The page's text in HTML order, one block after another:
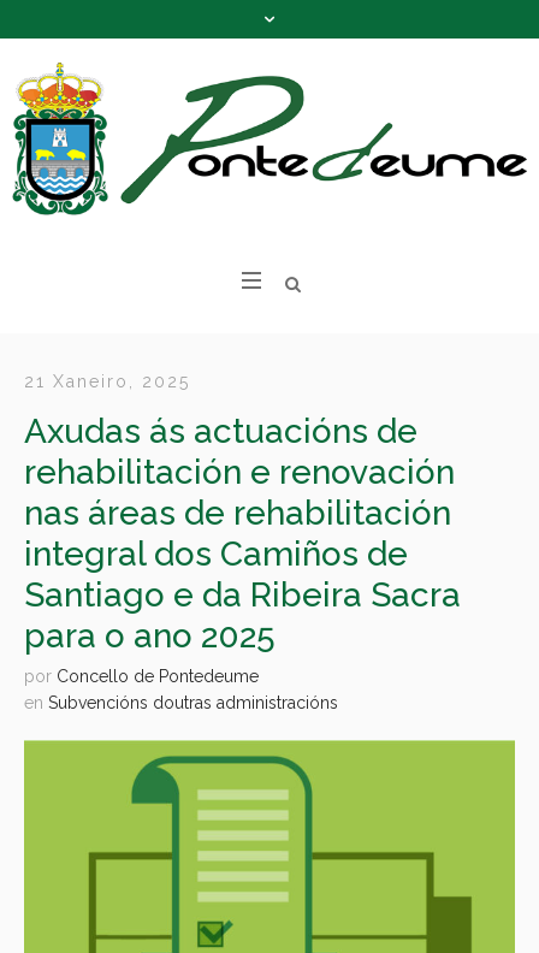
21 Xaneiro, 2025
Axudas ás actuacións de
rehabilitación e renovación
nas áreas de rehabilitación
integral dos Camiños de
Santiago e da Ribeira Sacra
para o ano 2025
por Concello de Pontedeume
en Subvencións doutras administracións